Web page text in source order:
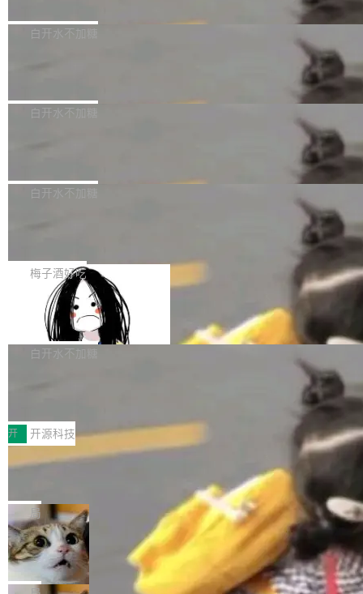
不得生成涉及安全性的关键变更，除非作者本身
36个月。 公告显示，本次宇树科技战略配售对
员工参与设立的专项资产管理计划。其中，Dee
获配9...
Bug fixes and enhancements 修复多次传递同
一个回归问题，该问题导致拉取镜像时会拒绝包
题，该问题可能导致在旧版 Linux 内核...
白开水不加糖
e 孵化器项目管理委员会（IPMC）投票中获得
P）！这一里程碑不仅标志着 Fluss 迈入新的发
白开水不加糖
长期停止内容更新，未能实现其作为“AI版维基百
提交的编辑请求也长期处于待处理状态。 Groki
pedia 于去年底上线，定位为由人工智能生成内
容的百科平台，被马斯克视为传统众包百科网站
维基百科的替代方案。Lawfare 调查发现，无论
热门页面还是低关注度页面，均未出现近期更
白开水不加糖
是这样的：配 MessageSource 的 Bean、写 R
eloadableResourceBundleMessageSource、
声明 LocaleResolver、注册 LocaleChangeInt
erceptor…五六步之后才能看到第一行翻译文
本。 Solon 换了个方式。整个 i18n 模块围绕三
梅子酒好吃
Apache Doris 4.1 全面增强 Iceberg：
支持 UPDATE、MERGE INTO 与 Iceb
erg V3
Apache Doris 4.1 要补齐的，正是缺失的那一
半。在已有查询能力的基础上，Doris 进一步支
常维护操作，并完整支持 Iceberg V3 格式。
白开水不加糖
村国家自主创新示范区会议中心开幕。本届大会
由中关村智联软件服务业质量创新联盟主办，以
“智构可信·质创未来——AI原生时代的质量新范
式”为主题，直面AI从实验室走向规模化产业落地
的核心质量命题。会上，《2026智能研发生产力
工具选型手册》发布，Testin云测的Testin XAge
nt智能测试系统入选AI测试领域代表产品。对CI
O而言，这提示了一个转变：AI测试正在从效率
工具升级为企业的质量基础设施。 CIO面对的新
开 开源科技
让非法状态不可表示：一篇关于 ADT
有一种东西，一旦用过就回不去了。Alex Fedos
eev 管它叫"软件设计的基石"。 他说的东西不新
鲜——代数数据类型（ADT），尤其是和类型
（sum type）。但他说清楚了一件事：这不是类
型系统的学术体操，是日常编码的思维方式。 文
章从一个简单的例子切入。一个网站的深色主题
局
Cloudflare 开源内部企业 AI 平台 Clou
dflare OS
Cloudflare 发布了一个开源项目 Cloudflare O
S。如果你只看官方博客，你会觉得这是又一